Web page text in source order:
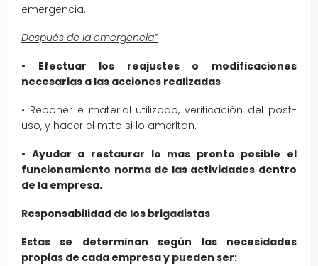
emergencia.
Después de la emergencia”
• Efectuar los reajustes o modificaciones
necesarias a las acciones realizadas
• Reponer e material utilizado, verificación del post-
uso, y hacer el mtto si lo ameritan.
• Ayudar a restaurar lo mas pronto posible el
funcionamiento norma de las actividades dentro
de la empresa.
Responsabilidad de los brigadistas
Estas se determinan según las necesidades
propias de cada empresa y pueden ser: